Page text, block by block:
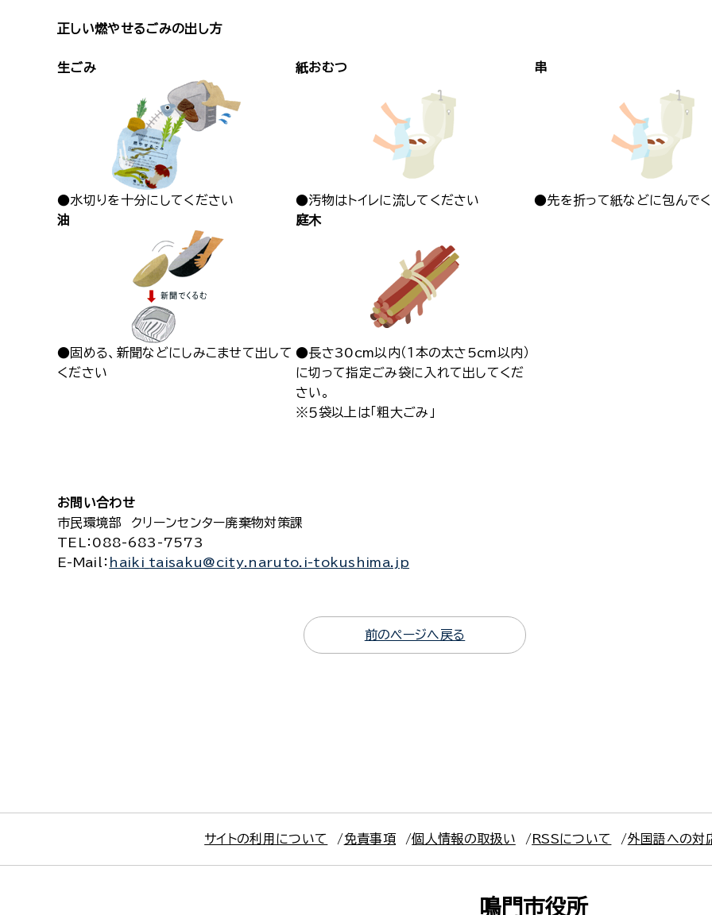
正しい燃やせるごみの出し方
生ごみ 紙おむつ 串
●水切りを十分にしてください ●汚物はトイレに流してください
●先を折って紙などに包んで
油
庭木
●固める、新聞などにしみこませて出して
ください
●長さ30cm以内（１本の太さ5cm以内）
に切って指定ごみ袋に入れて出してくだ
さい。
※５袋以上は「粗大ごみ」
お問い合わせ
市民環境部 クリーンセンター廃棄物対策課
TEL
：088-683-7573
E-Mail
： haiki_taisaku@city.naruto.i-tokushima.jp
前のページへ戻る
サイトの利用について 免責事項 個人情報の取扱い RSSについて 外国語への対
鳴門市役所